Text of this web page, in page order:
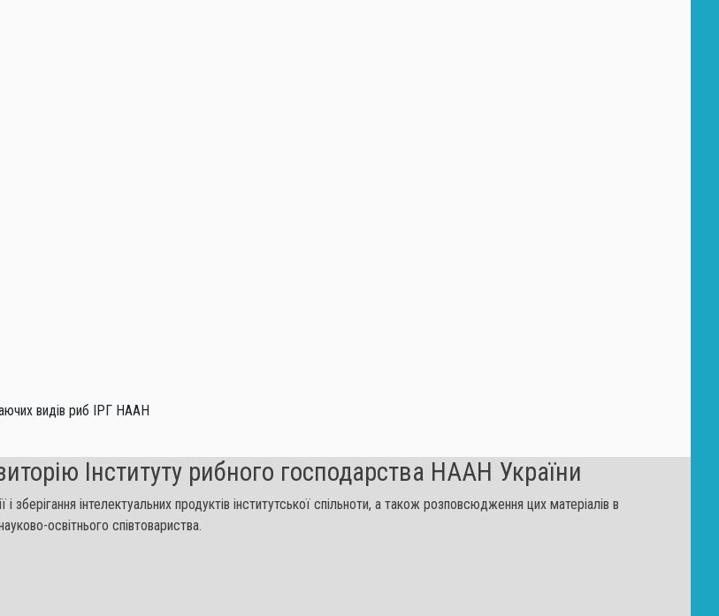
видів риб ІРГ НААН
Інституту рибного господарства НААН України
інтелектуальних продуктів інститутської спільноти, а також розповсюдження цих матеріалів в
освітнього співтовариства.